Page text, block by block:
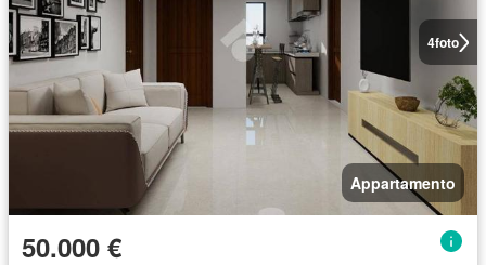
4foto
Appartamento
50.000 €